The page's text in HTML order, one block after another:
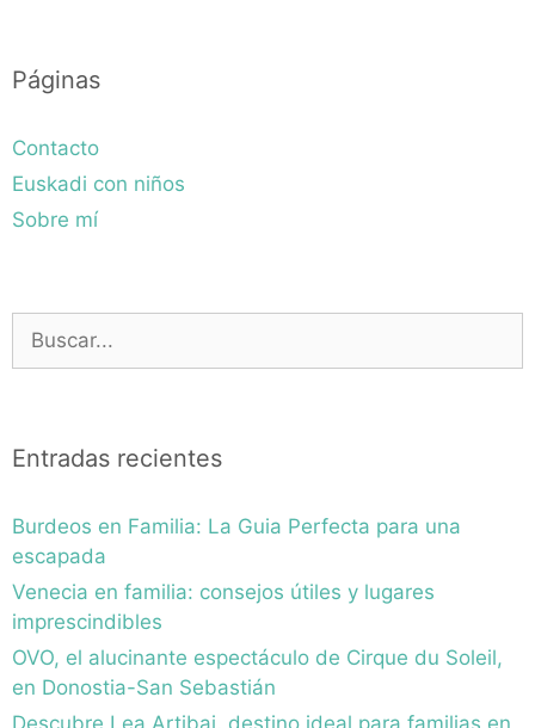
Páginas
Contacto
Euskadi con niños
Sobre mí
Entradas recientes
Burdeos en Familia: La Guia Perfecta para una
escapada
Venecia en familia: consejos útiles y lugares
imprescindibles
OVO, el alucinante espectáculo de Cirque du Soleil,
en Donostia-San Sebastián
Descubre Lea Artibai, destino ideal para familias en